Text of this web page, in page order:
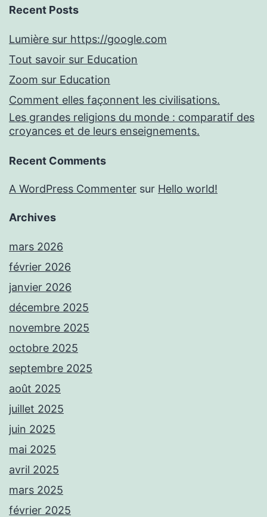
Recent Posts
Lumière sur https://google.com
Tout savoir sur Education
Zoom sur Education
Comment elles façonnent les civilisations.
Les grandes religions du monde : comparatif des
croyances et de leurs enseignements.
Recent Comments
A WordPress Commenter sur Hello world!
Archives
mars 2026
février 2026
janvier 2026
décembre 2025
novembre 2025
octobre 2025
septembre 2025
août 2025
juillet 2025
juin 2025
mai 2025
avril 2025
mars 2025
février 2025